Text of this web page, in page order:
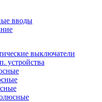
вводы
выключатели
устройства